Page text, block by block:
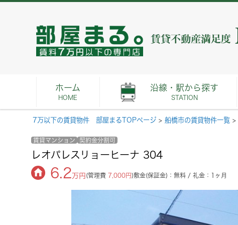
ホーム
HOME
沿線・駅から探す
STATION
7万以下の賃貸物件 部屋まるTOPページ > 船橋市の賃貸物件一覧 >
賃貸マンション 契約金分割可
レオパレスリョーヒーナ 304
6.2 万円 (管理費 7,000円)敷金(保証金)：無料 / 礼金：1ヶ月